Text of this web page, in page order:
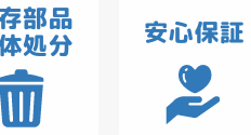
部品
処分
安心保証